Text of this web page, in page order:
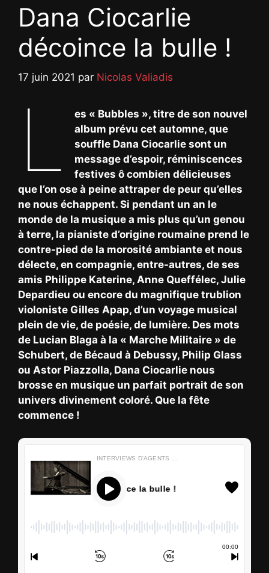
Dana Ciocarlie
décoince la bulle !
17 juin 2021 par Nicolas Valiadis
L
es « Bubbles », titre de son nouvel
album prévu cet automne, que
souffle Dana Ciocarlie sont un
message d’espoir, réminiscences
festives ô combien délicieuses
que l’on ose à peine attraper de peur qu’elles
ne nous échappent. Si pendant un an le
monde de la musique a mis plus qu’un genou
à terre, la pianiste d’origine roumaine prend le
contre-pied de la morosité ambiante et nous
délecte, en compagnie, entre-autres, de ses
amis Philippe Katerine, Anne Queffélec, Julie
Depardieu ou encore du magnifique trublion
violoniste Gilles Apap, d’un voyage musical
plein de vie, de poésie, de lumière. Des mots
de Lucian Blaga à la « Marche Militaire » de
Schubert, de Bécaud à Debussy, Philip Glass
ou Astor Piazzolla, Dana Ciocarlie nous
brosse en musique un parfait portrait de son
univers divinement coloré. Que la fête
commence !
INTERVIEWS D'AGENTS D'ENTRETIENS
Ciocarlie décoince la bulle !
00:00